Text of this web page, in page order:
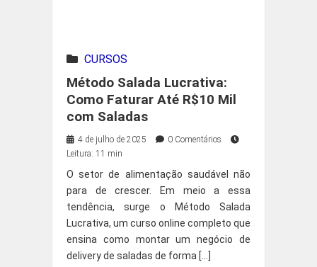
CURSOS
Método Salada Lucrativa:
Como Faturar Até R$10 Mil
com Saladas
4 de julho de 2025
0 Comentários
Leitura: 11 min
O setor de alimentação saudável não
para de crescer. Em meio a essa
tendência, surge o Método Salada
Lucrativa, um curso online completo que
ensina como montar um negócio de
delivery de saladas de forma […]